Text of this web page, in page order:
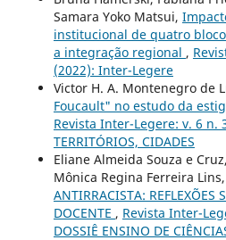
Samara Yoko Matsui,
institucional de quatro
a integração regional ,
(2022): Inter-Legere
Victor H. A. Montenegro de
Foucault" no estudo da
Revista Inter-Legere: v. 6 n.
TERRITÓRIOS, CIDADES
Eliane Almeida Souza e
Mônica Regina Ferreira Lins,
ANTIRRACISTA: REFLEXÕES
DOCENTE , Revista Inter-
DOSSIÊ ENSINO DE